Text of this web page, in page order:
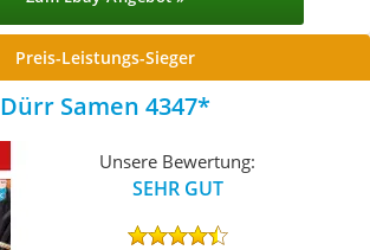
Preis-Leistungs-Sieger
Dürr Samen 4347
Unsere Bewertung:
SEHR GUT